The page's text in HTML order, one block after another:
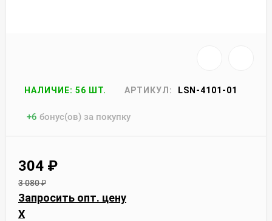
НАЛИЧИЕ: 56 ШТ. АРТИКУЛ: LSN-4101-01
+6 бонус(ов) за покупку
304 ₽
3 080₽
Запросить опт. цену
X